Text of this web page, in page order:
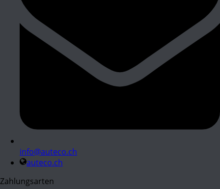
info@auteco.ch
auteco.ch
Zahlungsarten